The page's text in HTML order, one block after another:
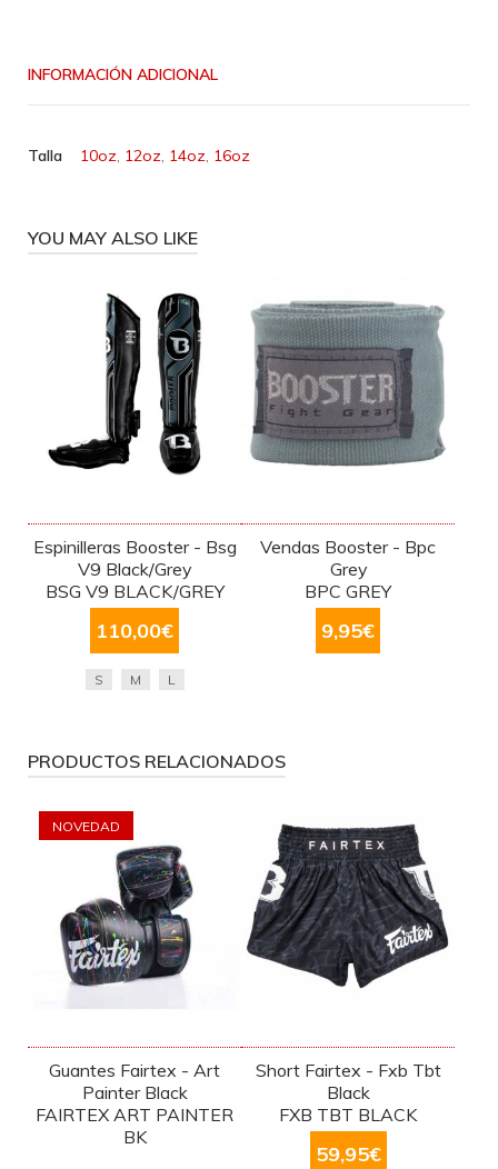
INFORMACIÓN ADICIONAL
Talla 10oz, 12oz, 14oz, 16oz
YOU MAY ALSO LIKE
Espinilleras Booster - Bsg
V9 Black/Grey
BSG V9 BLACK/GREY
110,00€
S M L
Vendas Booster - Bpc
Grey
BPC GREY
9,95€
PRODUCTOS RELACIONADOS
NOVEDAD
Guantes Fairtex - Art
Painter Black
FAIRTEX ART PAINTER
BK
Short Fairtex - Fxb Tbt
Black
FXB TBT BLACK
59,95€